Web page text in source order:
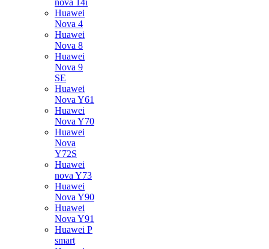
nova 14i
Huawei
Nova 4
Huawei
Nova 8
Huawei
Nova 9
SE
Huawei
Nova Y61
Huawei
Nova Y70
Huawei
Nova
Y72S
Huawei
nova Y73
Huawei
Nova Y90
Huawei
Nova Y91
Huawei P
smart